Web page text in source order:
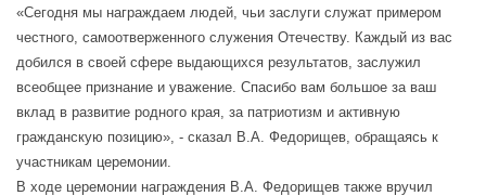
«Сегодня мы награждаем людей, чьи заслуги служат примером
честного, самоотверженного служения Отечеству. Каждый из вас
добился в своей сфере выдающихся результатов, заслужил
всеобщее признание и уважение. Спасибо вам большое за ваш
вклад в развитие родного края, за патриотизм и активную
гражданскую позицию», - сказал В.А. Федорищев, обращаясь к
участникам церемонии.
В ходе церемонии награждения В.А. Федорищев также вручил